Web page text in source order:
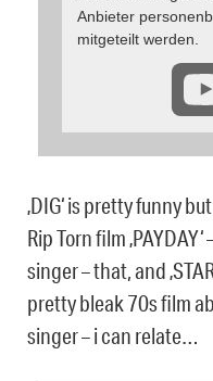
Anbieter
mitgeteilt werden.
‚DIG‘ is pretty funny
Rip Torn film
singer – that, and
pretty bleak 70s film
singer – i can relate…